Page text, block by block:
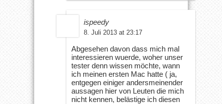
ispeedy
8. Juli 2013 at 23:17
Abgesehen davon dass mich mal
interessieren wuerde, woher unser
tester denn wissen möchte, wann
ich meinen ersten Mac hatte ( ja,
entgegen einiger andersmeinender
aussagen hier von Leuten die mich
nicht kennen, belästige ich diesen